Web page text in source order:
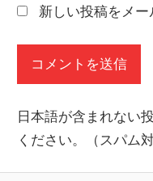
新しい投稿をメー
日本語が含まれない
ください。（スパム対